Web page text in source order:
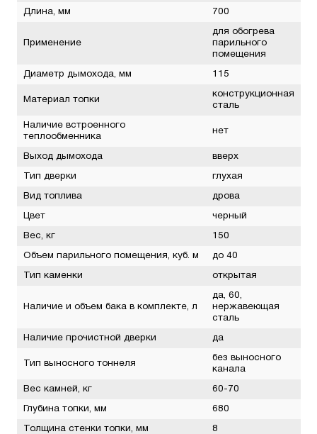
Длина, мм 700
Применение
для обогрева
парильного
помещения
Диаметр дымохода, мм 115
Материал топки
конструкционная
сталь
Наличие встроенного
теплообменника
нет
Выход дымохода вверх
Тип дверки глухая
Вид топлива дрова
Цвет черный
Вес, кг 150
Объем парильного помещения, куб. м до 40
Тип каменки открытая
Наличие и объем бака в комплекте, л
да, 60,
нержавеющая
сталь
Наличие прочистной дверки да
Тип выносного тоннеля
без выносного
канала
Вес камней, кг 60-70
Глубина топки, мм 680
Толщина стенки топки, мм 8